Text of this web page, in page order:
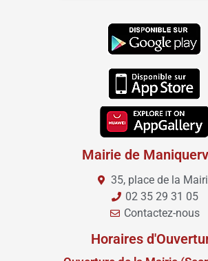
Mairie de
35, place de la
02 35 29 31 05
Contactez-nous
Horaires